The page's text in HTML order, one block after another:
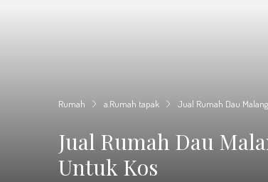
Rumah a.Rumah tapak Jual Rumah Dau
Jual Rumah Dau
Untuk Kos